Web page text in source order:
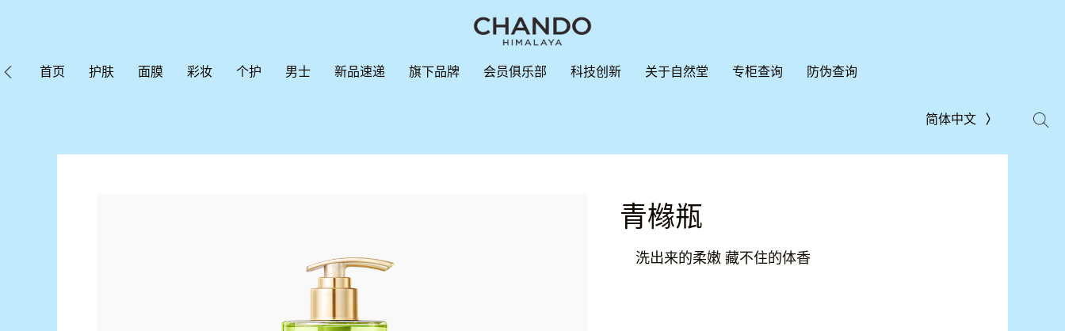
首页 护肤 面膜 彩妆 个护 男士 新品速递 旗下品牌 会员俱乐部 科技创新 关于自然堂 专柜查询 防伪查询
简体中文
青橼瓶
洗出来的柔嫩 藏不住的体香